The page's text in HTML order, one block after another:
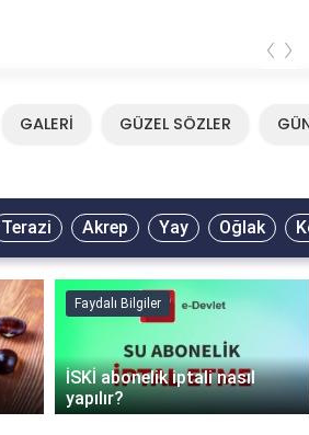
‹ ›
GALERİ GÜZEL SÖZLER
Terazi Akrep Yay Oğlak
Faydalı Bilgiler
İSKİ abonelik iptali nasıl
yapılır?